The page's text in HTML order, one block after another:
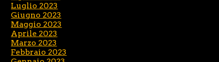
Luglio 2023
Giugno 2023
Maggio 2023
Aprile 2023
Marzo 2023
Febbraio 2023